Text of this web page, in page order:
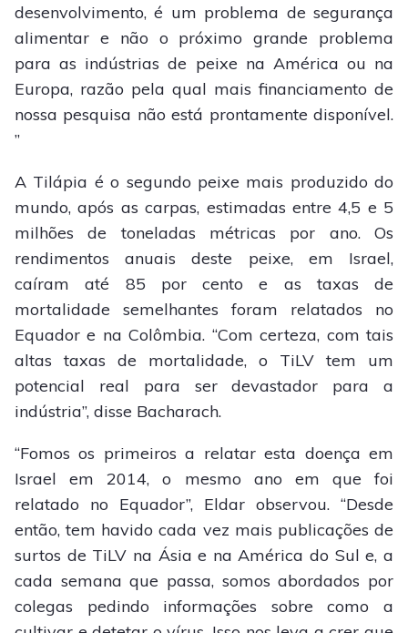
desenvolvimento, é um problema de segurança
alimentar e não o próximo grande problema
para as indústrias de peixe na América ou na
Europa, razão pela qual mais financiamento de
nossa pesquisa não está prontamente disponível.
”
A Tilápia é o segundo peixe mais produzido do
mundo, após as carpas, estimadas entre 4,5 e 5
milhões de toneladas métricas por ano. Os
rendimentos anuais deste peixe, em Israel,
caíram até 85 por cento e as taxas de
mortalidade semelhantes foram relatados no
Equador e na Colômbia. “Com certeza, com tais
altas taxas de mortalidade, o TiLV tem um
potencial real para ser devastador para a
indústria”, disse Bacharach.
“Fomos os primeiros a relatar esta doença em
Israel em 2014, o mesmo ano em que foi
relatado no Equador”, Eldar observou. “Desde
então, tem havido cada vez mais publicações de
surtos de TiLV na Ásia e na América do Sul e, a
cada semana que passa, somos abordados por
colegas pedindo informações sobre como a